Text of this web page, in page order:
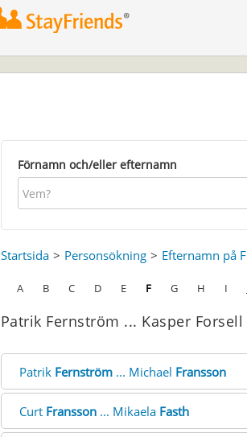
Förnamn och/eller efternamn
Startsida Personsökning Efternamn på F
A B C D E F G H I
Patrik Fernström ... Kasper Forsell
Patrik Fernström... Michael Fransson
Curt Fransson... Mikaela Fasth